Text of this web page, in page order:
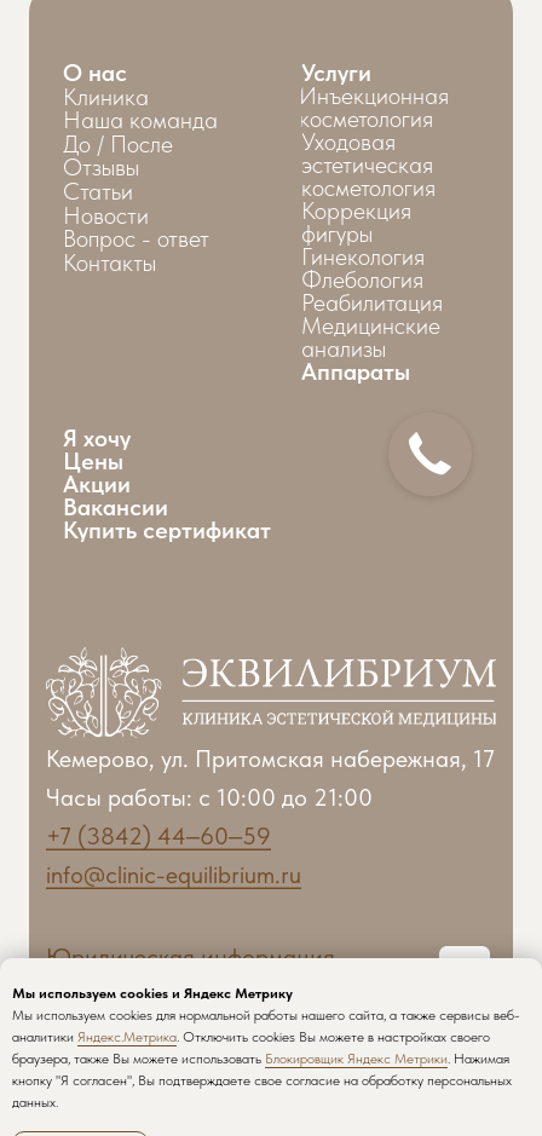
Мы используем cookies и Яндекс Метрику
Мы используем cookies для нормальной работы нашего сайта, а также сервисы веб-
аналитики Яндекс.Метрика. Отключить cookies Вы можете в настройках своего
браузера, также Вы можете использовать Блокировщик Яндекс Метрики. Нажимая
кнопку "Я согласен", Вы подтверждаете свое согласие на обработку персональных
данных.